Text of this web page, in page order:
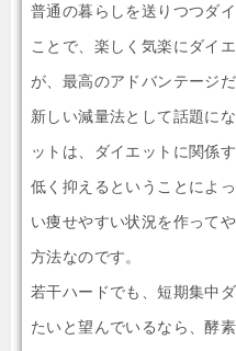
普通の暮らしを送りつつダ
ことで、楽しく気楽にダイ
が、最高のアドバンテージだ
新しい減量法として話題に
ットは、ダイエットに関係
低く抑えるということによ
い痩せやすい状況を作って
方法なのです。
若干ハードでも、短期集中
たいと望んでいるなら、酵